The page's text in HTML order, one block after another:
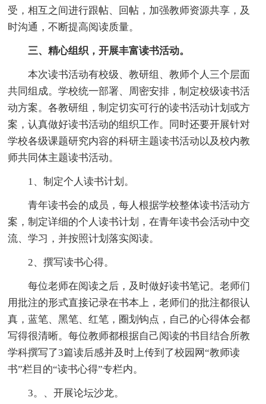
受，相互之间进行跟帖、回帖，加强教师资源共享，及
时沟通，不断提高阅读质量。
三、精心组织，开展丰富读书活动。
本次读书活动有校级、教研组、教师个人三个层面
共同组成。学校统一部署、周密安排，制定校级读书活
动方案。各教研组，制定切实可行的读书活动计划或方
案，认真做好读书活动的组织工作。同时还要开展针对
学校各级课题研究内容的科研主题读书活动以及校内教
师共同体主题读书活动。
1、制定个人读书计划。
青年读书会的成员，每人根据学校整体读书活动方
案，制定详细的个人读书计划，在青年读书会活动中交
流、学习，并按照计划落实阅读。
2、撰写读书心得。
每位老师在阅读之后，及时做好读书笔记。老师们
用批注的形式直接记录在书本上，老师们的批注都很认
真，蓝笔、黑笔、红笔，圈划钩点，自己的心得体会都
写得很清晰。每位教师都根据自己阅读的书目结合所教
学科撰写了3篇读后感并及时上传到了校园网“教师读
书”栏目的“读书心得”专栏内。
3。、开展论坛沙龙。